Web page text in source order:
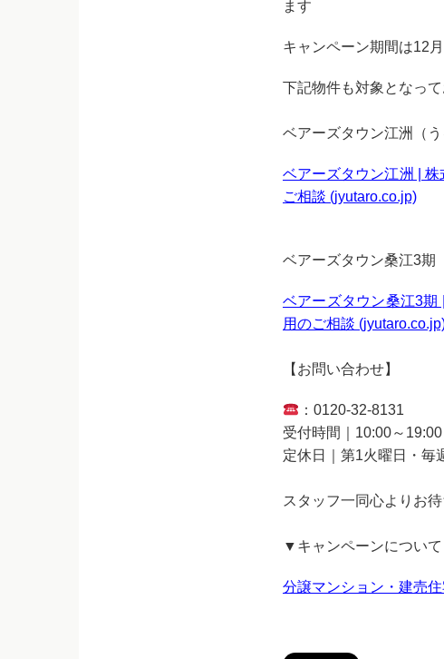
ます
キャンペーン期間は12
下記物件も対象となっ
ベアーズタウン江洲（う
ベアーズタウン江洲 |
ご相談 (jyutaro.co.jp)
ベアーズタウン桑江3期
ベアーズタウン桑江3期
用のご相談
【お問い合わせ】
：0120-32-8131
受付時間｜10:00～19:00
定休日｜第1火曜日・毎
スタッフ一同心よりお
▼キャンペーンについ
分譲マンション・建売